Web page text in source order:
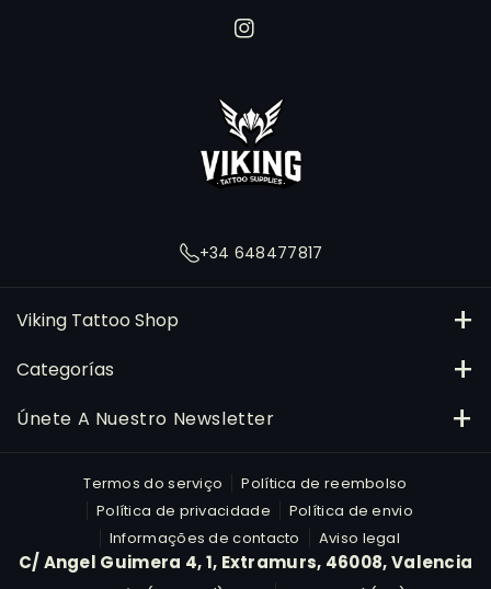
I
t
a
a
+34 648477817
Viking Tattoo Shop
C/ Angel Guimera 4, Extramurs, 46008, Valencia
pedidos@vikingtattooshop.com
Categorías
Tintas
Material para o estúdio
Únete A Nuestro Newsletter
R
Al suscribirte, aceptas nuestra Política de Privacidad.
Termos do serviço
Política de reembolso
Política de privacidade
Política de envio
Informações de contacto
Aviso legal
C/ Angel Guimera 4, 1, Extramurs, 46008, Valencia